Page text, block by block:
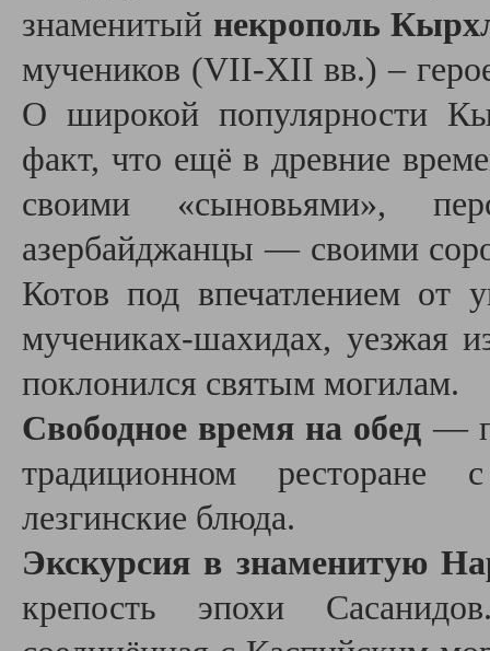
знаменитый некрополь
мучеников (VII-XII вв.) –
О широкой популярности
факт, что ещё в древние
своими «сыновьями»,
азербайджанцы — своими
Котов под впечатлением от
мучениках-шахидах, уезжая
поклонился святым могилам.
Свободное время на обед —
традиционном ресторане
лезгинские блюда.
Экскурсия в знаменитую
крепость эпохи